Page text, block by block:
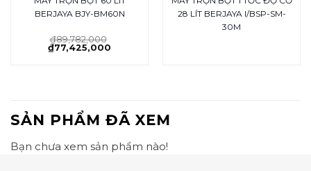
BERJAYA BJY-BM60N
₫89,782,000
₫77,425,000
28 LÍT BERJAYA I/BSP-SM-
30M
SẢN PHẨM ĐÃ XEM
Bạn chưa xem sản phẩm nào!